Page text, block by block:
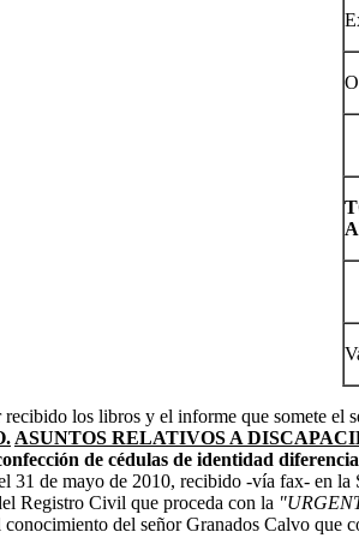
recibido los libros y el informe que somete
ASUNTOS RELATIVOS A
de cédulas de identidad
31 de mayo de 2010, recibido -vía fax- en la
Registro Civil que proceda con la
del señor Granados Calvo que